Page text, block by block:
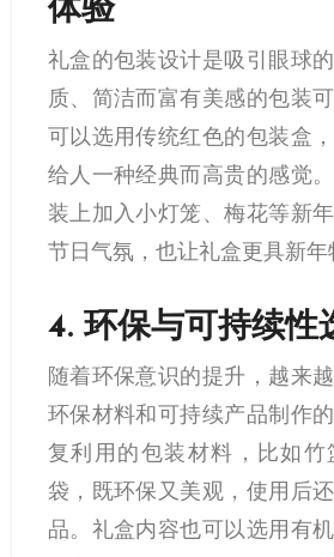
体验
礼盒的包装设计是吸引眼球
质、简洁而富有美感的包装
可以选用传统红色的包装盒
给人一种经典而高贵的感觉
装上加入小灯笼、梅花等新
节日气氛，也让礼盒更具新年
4.环保与可持续性
随着环保意识的提升，越来
环保材料和可持续产品制作
复利用的包装材料，比如
袋，既环保又美观，使用后
品。礼盒内容也可以选用有